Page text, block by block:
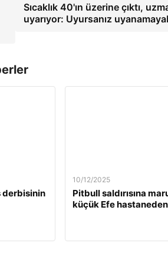
Sıcaklık 40'ın üzerine çıktı,
uyarıyor: Uyursanız
derbisinin
10/12/2025
Pitbull saldırısına
küçük Efe hastaneden